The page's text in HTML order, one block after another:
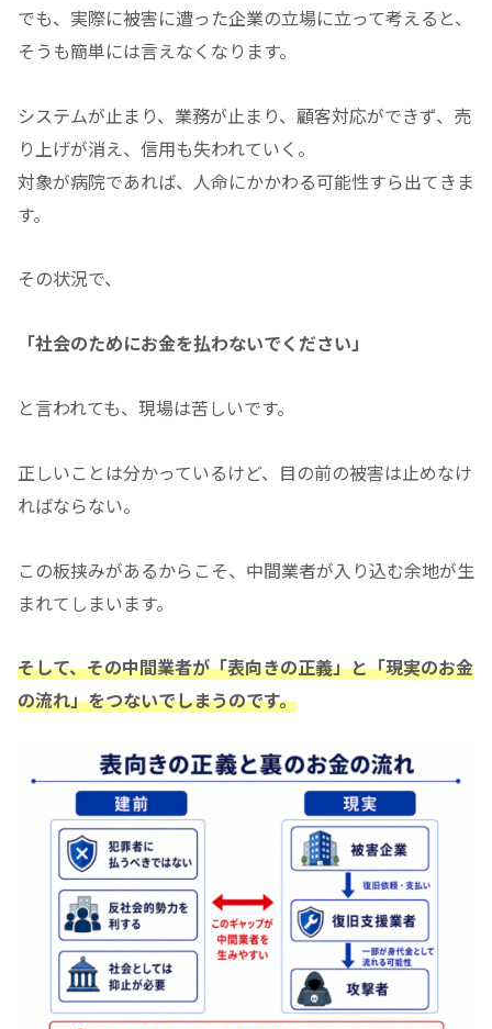
でも、実際に被害に遭った企業の立場に立って考えると、
そうも簡単には言えなくなります。
システムが止まり、業務が止まり、顧客対応ができず、売
り上げが消え、信用も失われていく。
対象が病院であれば、人命にかかわる可能性すら出てきま
す。
その状況で、
「社会のためにお金を払わないでください」
と言われても、現場は苦しいです。
正しいことは分かっているけど、目の前の被害は止めなけ
ればならない。
この板挟みがあるからこそ、中間業者が入り込む余地が生
まれてしまいます。
そして、その中間業者が「表向きの正義」と「現実のお金
の流れ」をつないでしまうのです。